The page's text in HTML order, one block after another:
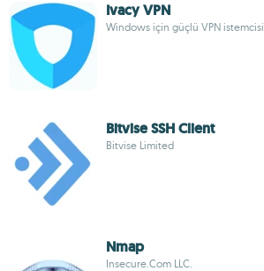
Ivacy VPN
Windows için güçlü VPN istemcisi
Bitvise SSH Client
Bitvise Limited
Nmap
Insecure.Com LLC.